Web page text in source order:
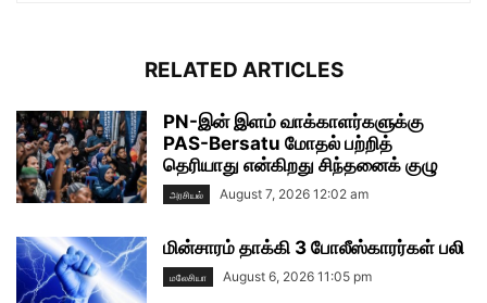
RELATED ARTICLES
PN-இன் இளம் வாக்காளர்களுக்கு
PAS-Bersatu மோதல் பற்றித்
தெரியாது என்கிறது சிந்தனைக் குழு
அரசியல் August 7, 2026 12:02 am
மின்சாரம் தாக்கி 3 போலீஸ்காரர்கள் பலி
மலேசியா August 6, 2026 11:05 pm